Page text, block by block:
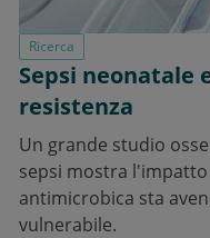
Ricerca
Sepsi neonatale
resistenza
Un grande studio
sepsi mostra
antimicrobica sta
vulnerabile.